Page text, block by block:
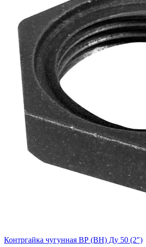
Контргайка чугунная ВР (ВН) Ду 50 (2″)